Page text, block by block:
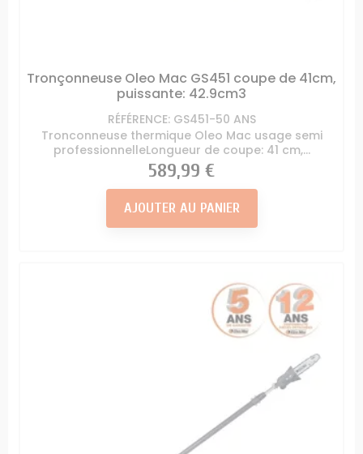
Tronçonneuse Oleo Mac GS451 coupe de 41cm,
puissante: 42.9cm3
RÉFÉRENCE: GS451-50 ANS
Tronconneuse thermique Oleo Mac usage semi
professionnelleLongueur de coupe: 41 cm,...
Prix
589,99 €
AJOUTER AU PANIER